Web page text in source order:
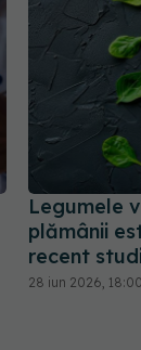
Legumele
plămânii
recent
28 iun 2026, 18:00